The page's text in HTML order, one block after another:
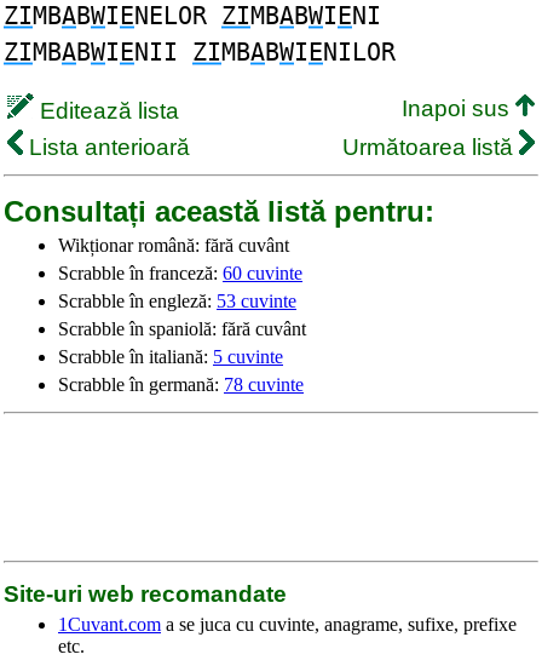
ZIMBABWIENELOR ZIMBABWIENI
ZIMBABWIENII ZIMBABWIENILOR
Editează lista
Inapoi sus
Lista anterioară
Următoarea listă
Consultați această listă pentru:
Wikționar română: fără cuvânt
Scrabble în franceză: 60 cuvinte
Scrabble în engleză: 53 cuvinte
Scrabble în spaniolă: fără cuvânt
Scrabble în italiană: 5 cuvinte
Scrabble în germană: 78 cuvinte
Site-uri web recomandate
1Cuvant.com a se juca cu cuvinte, anagrame, sufixe, prefixe
etc.